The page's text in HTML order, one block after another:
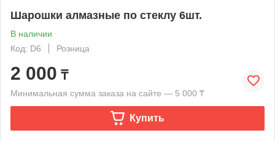
Шарошки алмазные по стеклу 6шт.
В наличии
Код: D6
Розница
2 000 ₸
Минимальная сумма заказа на сайте — 5 000 ₸
Купить